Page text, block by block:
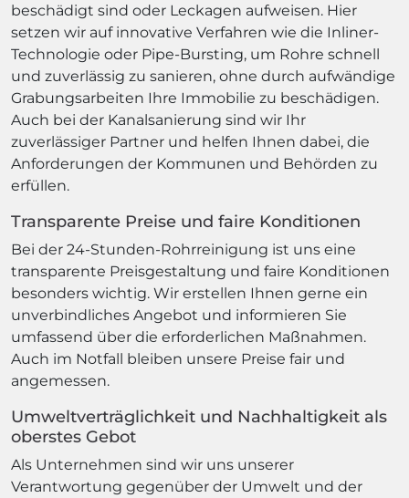
beschädigt sind oder Leckagen aufweisen. Hier
setzen wir auf innovative Verfahren wie die Inliner-
Technologie oder Pipe-Bursting, um Rohre schnell
und zuverlässig zu sanieren, ohne durch aufwändige
Grabungsarbeiten Ihre Immobilie zu beschädigen.
Auch bei der Kanalsanierung sind wir Ihr
zuverlässiger Partner und helfen Ihnen dabei, die
Anforderungen der Kommunen und Behörden zu
erfüllen.
Transparente Preise und faire Konditionen
Bei der 24-Stunden-Rohrreinigung ist uns eine
transparente Preisgestaltung und faire Konditionen
besonders wichtig. Wir erstellen Ihnen gerne ein
unverbindliches Angebot und informieren Sie
umfassend über die erforderlichen Maßnahmen.
Auch im Notfall bleiben unsere Preise fair und
angemessen.
Umweltverträglichkeit und Nachhaltigkeit als
oberstes Gebot
Als Unternehmen sind wir uns unserer
Verantwortung gegenüber der Umwelt und der